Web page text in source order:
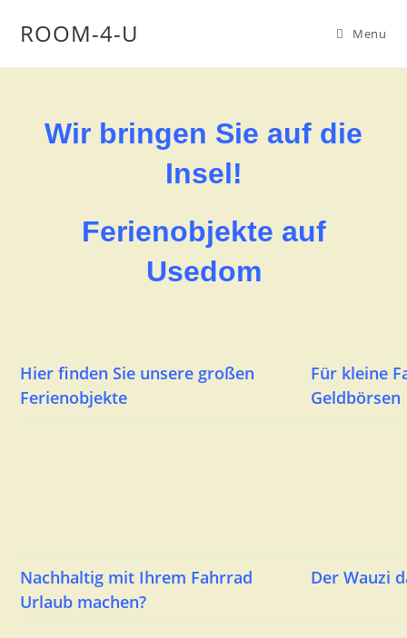
ROOM-4-U Menu
Wir bringen Sie auf die
Insel!
Ferienobjekte auf
Usedom
Hier finden Sie unsere großen
Ferienobjekte
Für kleine
Geldbörsen
Nachhaltig mit Ihrem Fahrrad
Urlaub machen?
Der Wauzi